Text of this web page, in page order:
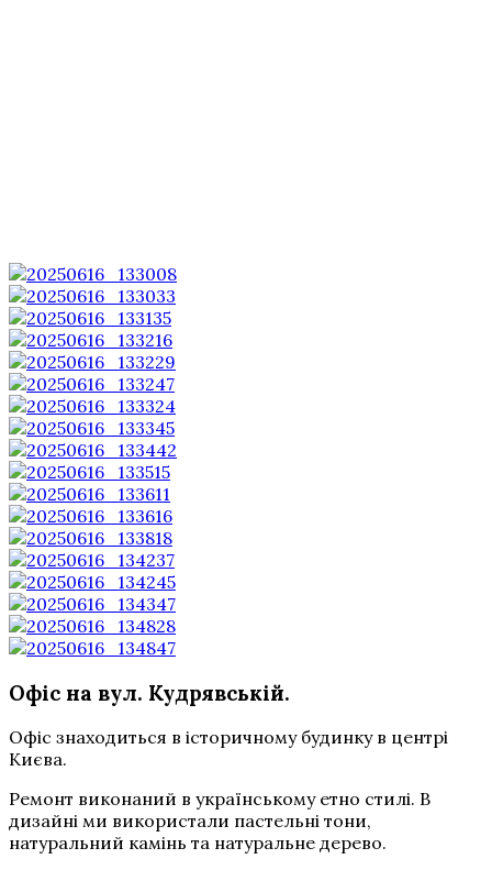
Офіс на вул. Кудрявській.
Офіс знаходиться в історичному будинку в центрі
Києва.
Ремонт виконаний в українському етно стилі. В
дизайні ми використали пастельні тони,
натуральний камінь та натуральне дерево.